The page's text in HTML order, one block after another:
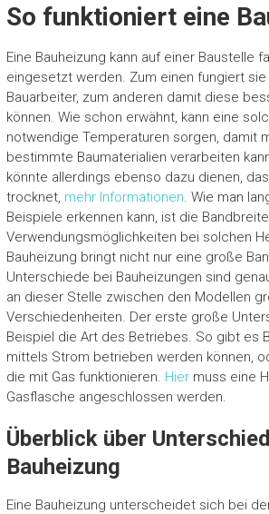
So funktioniert eine
Eine Bauheizung kann auf einer Baustelle
eingesetzt werden. Zum einen fungiert
Bauarbeiter, zum anderen damit diese
können. Wie schon erwähnt, kann eine
notwendige Temperaturen sorgen, damit
bestimmte Baumaterialien verarbeiten
könnte allerdings ebenso dazu dienen,
trocknet, mehr Informationen. Wie man
Beispiele erkennen kann, ist die
Verwendungsmöglichkeiten bei solchen
Bauheizung bringt nicht nur eine große
Unterschiede bei Bauheizungen sind
an dieser Stelle zwischen den Modellen
Verschiedenheiten. Der erste große
Beispiel die Art des Betriebes. So gibt es
mittels Strom betrieben werden können,
die mit Gas funktionieren. Hiermuss eine
Gasflasche angeschlossen werden.
Überblick über
Bauheizung
Eine Bauheizung unterscheidet sich bei